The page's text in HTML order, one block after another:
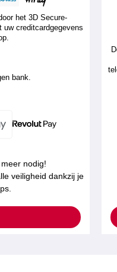
het 3D Secure-
creditcardgegevens
bank.
nodig!
veiligheid dankzij je